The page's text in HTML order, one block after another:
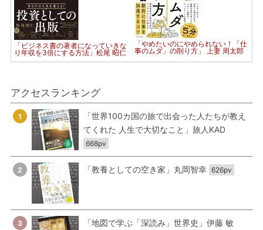
「ビジネス書の著者になっていきな
り年収を3倍にする方法」松尾 昭仁
「やめたいのにやめられない！「仕
事のムダ」の削り方」 上妻 周太郎
アクセスランキング
1
「世界100カ国の旅で出会った人たちが教え
てくれた 人生で大切なこと」旅人KAD
668pv
2 「教養としての空き家」丸岡智幸 626pv
3 「地図で学ぶ「深読み」世界史」伊藤 敏